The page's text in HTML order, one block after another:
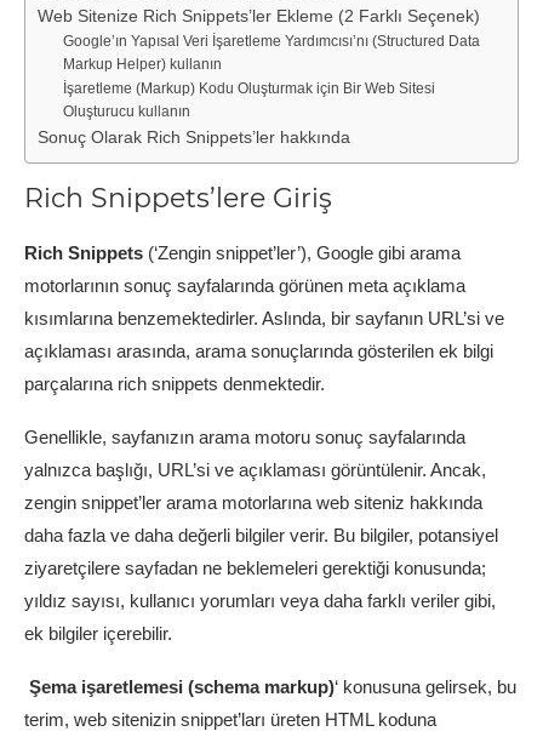
Web Sitenize Rich Snippets’ler Ekleme (2 Farklı Seçenek)
Google’ın Yapısal Veri İşaretleme Yardımcısı’nı (Structured Data
Markup Helper) kullanın
İşaretleme (Markup) Kodu Oluşturmak için Bir Web Sitesi
Oluşturucu kullanın
Sonuç Olarak Rich Snippets’ler hakkında
Rich Snippets’lere Giriş
Rich Snippets (‘Zengin snippet’ler’), Google gibi arama
motorlarının sonuç sayfalarında görünen meta açıklama
kısımlarına benzemektedirler. Aslında, bir sayfanın URL’si ve
açıklaması arasında, arama sonuçlarında gösterilen ek bilgi
parçalarına rich snippets denmektedir.
Genellikle, sayfanızın arama motoru sonuç sayfalarında
yalnızca başlığı, URL’si ve açıklaması görüntülenir. Ancak,
zengin snippet’ler arama motorlarına web siteniz hakkında
daha fazla ve daha değerli bilgiler verir. Bu bilgiler, potansiyel
ziyaretçilere sayfadan ne beklemeleri gerektiği konusunda;
yıldız sayısı, kullanıcı yorumları veya daha farklı veriler gibi,
ek bilgiler içerebilir.
Şema işaretlemesi (schema markup)‘ konusuna gelirsek, bu
terim, web sitenizin snippet’ları üreten HTML koduna